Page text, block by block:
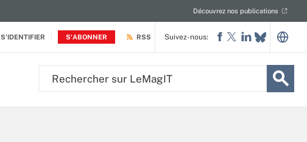
S'IDENTIFIER S'ABONNER
Découvrez nos publications
RSS Suivez-nous: